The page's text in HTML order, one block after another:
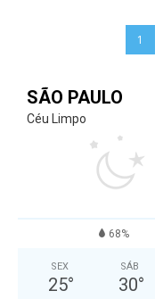
1
SÃO PAULO
Céu Limpo
68%
SEX
25°
SÁB
30°